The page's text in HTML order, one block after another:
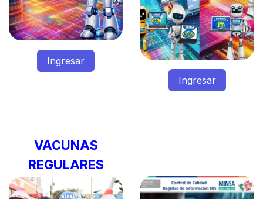
Ingresar
Ingresar
VACUNAS
REGULARES